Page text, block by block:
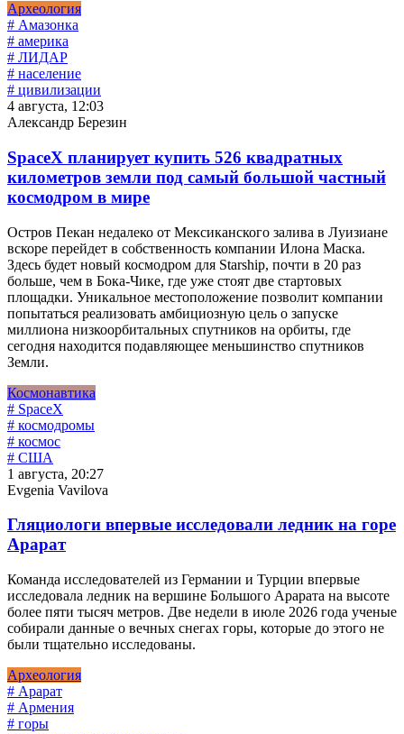
Археология
# Амазонка
# америка
# ЛИДАР
# население
# цивилизации
4 августа, 12:03
Александр Березин
SpaceX планирует купить 526 квадратных
километров земли под самый большой частный
космодром в мире
Остров Пекан недалеко от Мексиканского залива в Луизиане
вскоре перейдет в собственность компании Илона Маска.
Здесь будет новый космодром для Starship, почти в 20 раз
больше, чем в Бока-Чике, где уже стоят две стартовых
площадки. Уникальное местоположение позволит компании
попытаться реализовать амбициозную цель о запуске
миллиона низкоорбитальных спутников на орбиты, где
сегодня находится подавляющее меньшинство спутников
Земли.
Космонавтика
# SpaceX
# космодромы
# космос
# США
1 августа, 20:27
Evgenia Vavilova
Гляциологи впервые исследовали ледник на горе
Арарат
Команда исследователей из Германии и Турции впервые
исследовала ледник на вершине Большого Арарата на высоте
более пяти тысяч метров. Две недели в июле 2026 года ученые
собирали данные о вечных снегах горы, которые до этого не
были тщательно исследованы.
Археология
# Арарат
# Армения
# горы